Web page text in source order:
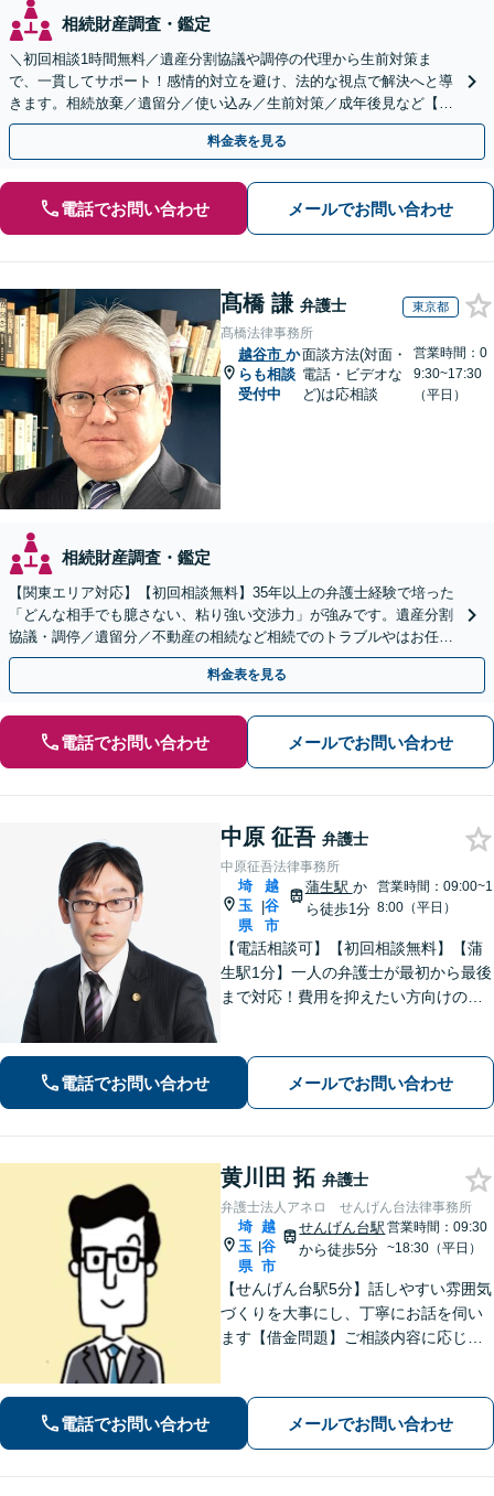
相続財産調査・鑑定
＼初回相談1時間無料／遺産分割協議や調停の代理から生前対策ま
で、一貫してサポート！感情的対立を避け、法的な視点で解決へと導
きます。相続放棄／遺留分／使い込み／生前対策／成年後見など【W
EB面談対応】
料金表を見る
電話でお問い合わせ メールでお問い合わせ
髙橋 謙 弁護士 東京都
髙橋法律事務所
越谷市 か
らも相談
受付中
面談方法(対面・
電話・ビデオな
ど)は応相談
営業時間：0
9:30~17:30
（平日）
相続財産調査・鑑定
【関東エリア対応】【初回相談無料】35年以上の弁護士経験で培った
「どんな相手でも臆さない、粘り強い交渉力」が強みです。遺産分割
協議・調停／遺留分／不動産の相続など相続でのトラブルやはお任せ
ください。遺言書や生前贈与など生前対策にも注力
料金表を見る
電話でお問い合わせ メールでお問い合わせ
中原 征吾 弁護士
中原征吾法律事務所
埼
玉
県
|
越
谷
市
蒲生駅 か
ら徒歩1分
営業時間：09:00~1
8:00（平日）
【電話相談可】【初回相談無料】【蒲
生駅1分】一人の弁護士が最初から最後
まで対応！費用を抑えたい方向けのバ
【地域密着型の事務所】【休日・夜間
面談可能】
電話でお問い合わせ メールでお問い合わせ
黄川田 拓 弁護士
弁護士法人アネロ せんげん台法律事務所
埼
玉
県
|
越
谷
市
せんげん台駅
から徒歩5分
営業時間：09:30
~18:30（平日）
【せんげん台駅5分】話しやすい雰囲気
づくりを大事にし、丁寧にお話を伺い
ます【借金問題】ご相談内容に応じて
勤務経験を活かし、相談者さま目線に
立った的確なアドバイスを【初回相談
電話でお問い合わせ メールでお問い合わせ